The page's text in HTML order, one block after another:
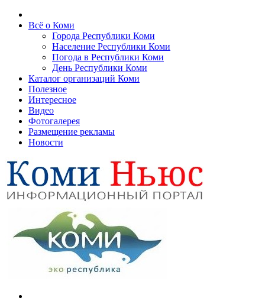
Всё о Коми
Города Республики Коми
Население Республики Коми
Погода в Республики Коми
День Республики Коми
Каталог организаций Коми
Полезное
Интересное
Видео
Фотогалерея
Размещение рекламы
Новости